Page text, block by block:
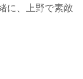
に、上野で素敵